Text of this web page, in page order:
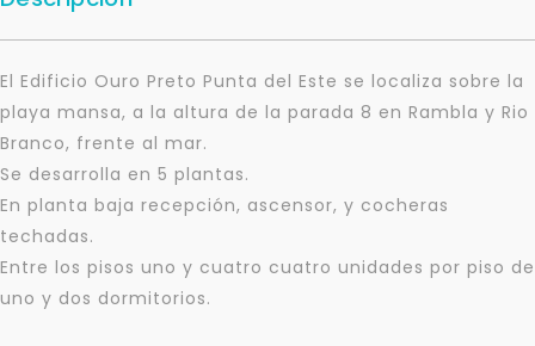
El Edificio Ouro Preto Punta del Este se localiza sobre la
playa mansa, a la altura de la parada 8 en Rambla y Rio
Branco, frente al mar.
Se desarrolla en 5 plantas.
En planta baja recepción, ascensor, y cocheras
techadas.
Entre los pisos uno y cuatro cuatro unidades por piso de
uno y dos dormitorios.